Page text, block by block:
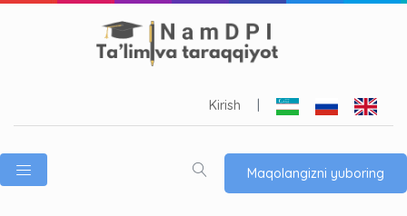
Kirish
Maqolangizni yuboring